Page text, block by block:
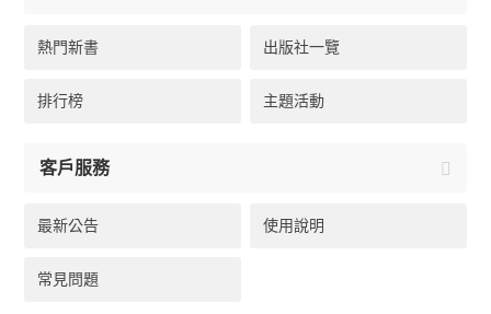
熱門新書 出版社一覽
排行榜 主題活動
客戶服務
最新公告 使用說明
常見問題